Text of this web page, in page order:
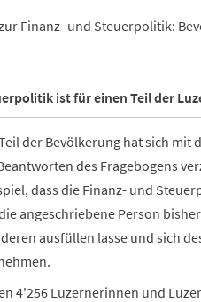
Finanz- und Steuerpolitik:
ist für einen Teil der
der Bevölkerung hat sich
des Fragebogens
dass die Finanz- und
angeschriebene Person
ausfüllen lasse und sich
4'256 Luzernerinnen und